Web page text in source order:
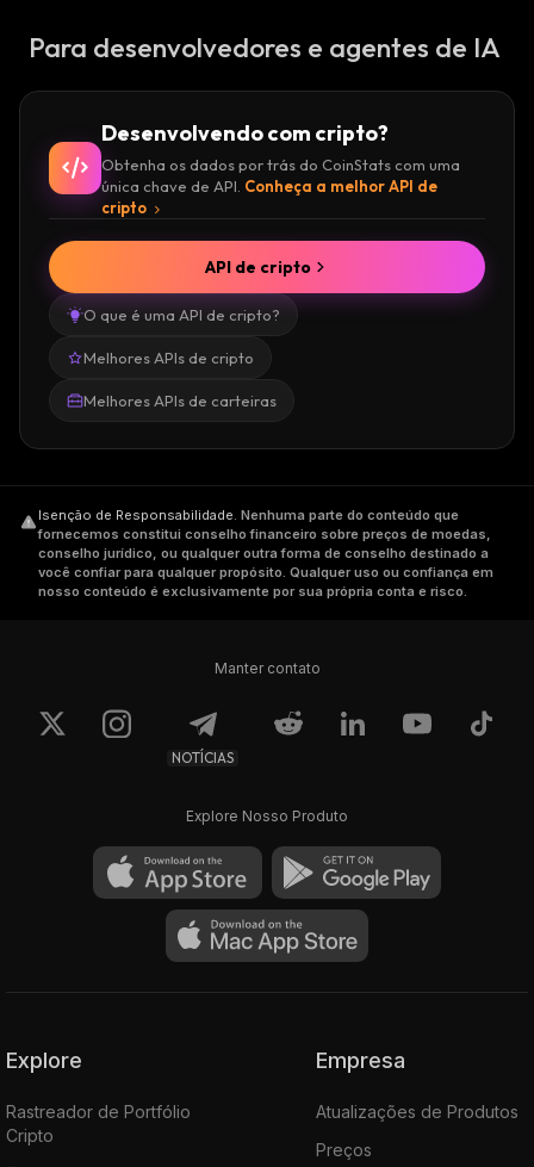
Para desenvolvedores e agentes de IA
Desenvolvendo com cripto?
Obtenha os dados por trás do CoinStats com uma
única chave de API. Conheça a melhor API de
cripto
O que é uma API de cripto?
Melhores APIs de cripto
Melhores APIs de carteiras
API de cripto
Isenção de Responsabilidade. Nenhuma parte do conteúdo que
fornecemos constitui conselho financeiro sobre preços de moedas,
conselho jurídico, ou qualquer outra forma de conselho destinado a
você confiar para qualquer propósito. Qualquer uso ou confiança em
nosso conteúdo é exclusivamente por sua própria conta e risco.
Manter contato
NOTÍCIAS
Explore Nosso Produto
Explore
Rastreador de Portfólio
Cripto
Empresa
Atualizações de Produtos
Preços